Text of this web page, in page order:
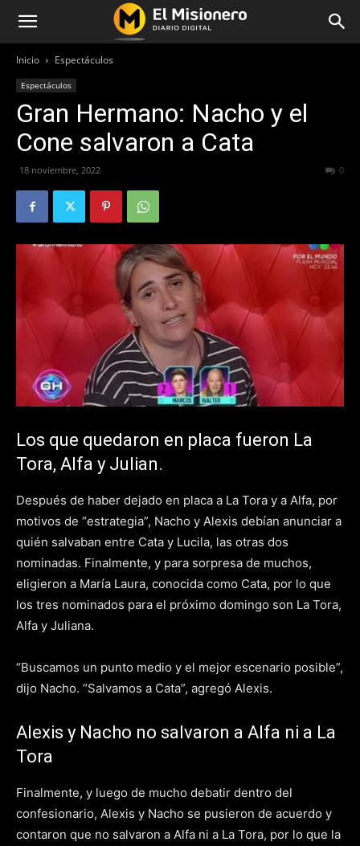
Inicio Espectáculos
Espectáculos
Gran Hermano: Nacho y el
Cone salvaron a Cata
18 noviembre, 2022 0
Los que quedaron en placa fueron La
Tora, Alfa y Julian.
Después de haber dejado en placa a La Tora y a Alfa, por
motivos de “estrategia”, Nacho y Alexis debían anunciar a
quién salvaban entre Cata y Lucila, las otras dos
nominadas. Finalmente, y para sorpresa de muchos,
eligieron a María Laura, conocida como Cata, por lo que
los tres nominados para el próximo domingo son La Tora,
Alfa y Juliana.
“Buscamos un punto medio y el mejor escenario posible”,
dijo Nacho. “Salvamos a Cata”, agregó Alexis.
Alexis y Nacho no salvaron a Alfa ni a La
Tora
Finalmente, y luego de mucho debatir dentro del
confesionario, Alexis y Nacho se pusieron de acuerdo y
contaron que no salvaron a Alfa ni a La Tora, por lo que la